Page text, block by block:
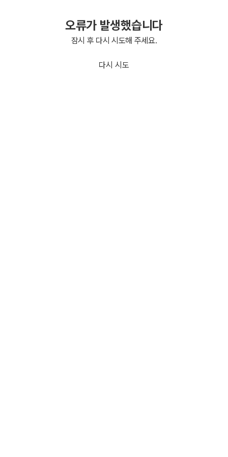
오류가 발생했습니다
잠시 후 다시 시도해 주세요.
다시 시도